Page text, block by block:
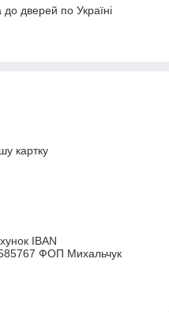
дверей по Україні
картку
IBAN
ФОП Михальчук